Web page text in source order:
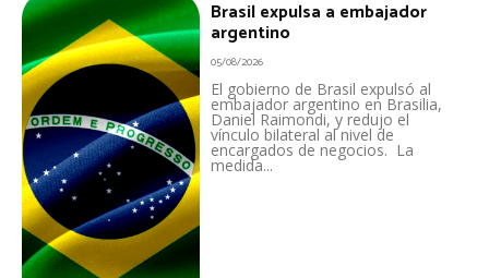
Brasil expulsa a embajador
argentino
05/08/2026
El gobierno de Brasil expulsó al
embajador argentino en Brasilia,
Daniel Raimondi, y redujo el
vínculo bilateral al nivel de
encargados de negocios. La
medida...